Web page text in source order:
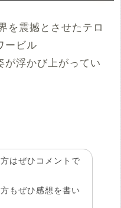
を震撼とさせたテロ
ービル
が浮かび上がってい
はぜひコメントで
もぜひ感想を書い